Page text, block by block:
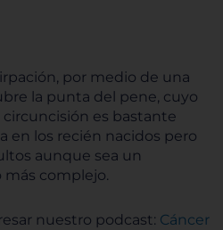
por medio de una
la punta del pene, cuyo
es bastante
en los recién nacidos pero
aunque sea un
complejo.
nuestro podcast: Cáncer